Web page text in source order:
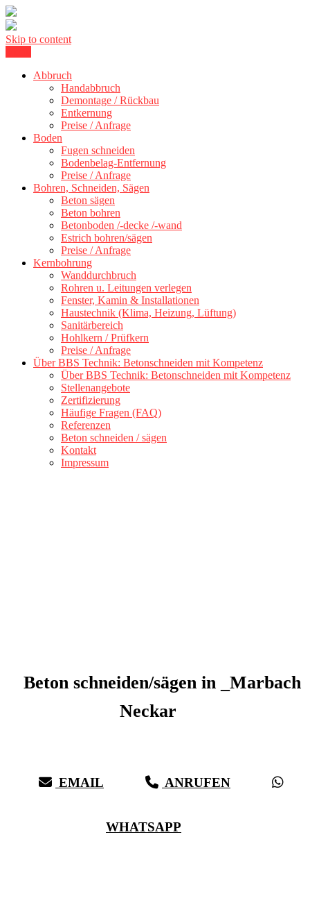
Skip to content
BBS Technik GmbH
300 kmAbbruch
Handabbruch
Demontage / Rückbau
Entkernung
Preise / Anfrage
Boden
Fugen schneiden
Bodenbelag-Entfernung
Preise / Anfrage
Bohren, Schneiden, Sägen
Beton sägen
Beton bohren
Betonboden /-decke /-wand
Estrich bohren/sägen
Preise / Anfrage
Kernbohrung
Wanddurchbruch
Rohren u. Leitungen verlegen
Fenster, Kamin & Installationen
Haustechnik (Klima, Heizung, Lüftung)
Sanitärbereich
Hohlkern / Prüfkern
Preise / Anfrage
Über BBS Technik: Betonschneiden mit Kompetenz
Über BBS Technik: Betonschneiden mit Kompetenz
Stellenangebote
Zertifizierung
Häufige Fragen (FAQ)
Referenzen
Beton schneiden / sägen
Kontakt
Impressum
Beton schneiden/sägen in _Marbach
Neckar
EMAIL ANRUFEN
WHATSAPP